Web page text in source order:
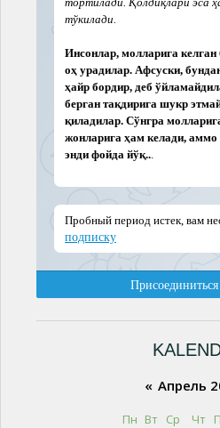
« Апрель
Пн Вт Ср Чт